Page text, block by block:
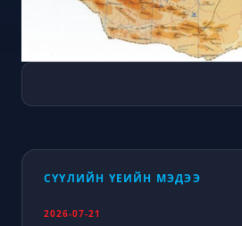
СҮҮЛИЙН ҮЕИЙН МЭДЭЭ
2026-07-21